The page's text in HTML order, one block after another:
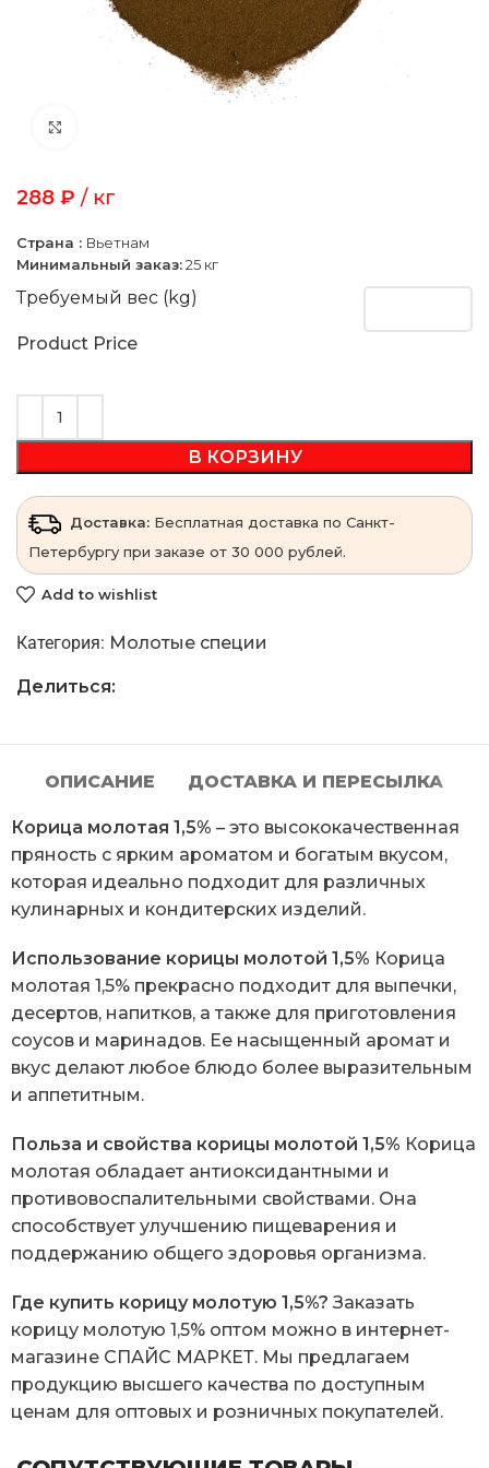
288 ₽ / кг
Страна : Вьетнам
Минимальный заказ:25 кг
Требуемый вес (kg)
Product Price
В КОРЗИНУ
Доставка: Бесплатная доставка по Санкт-
Петербургу при заказе от 30 000 рублей.
Add to wishlist
Категория: Молотые специи
Делиться:
ОПИСАНИЕ ДОСТАВКА И ПЕРЕСЫЛКА
Корица молотая 1,5% – это высококачественная
пряность с ярким ароматом и богатым вкусом,
которая идеально подходит для различных
кулинарных и кондитерских изделий.
Использование корицы молотой 1,5% Корица
молотая 1,5% прекрасно подходит для выпечки,
десертов, напитков, а также для приготовления
соусов и маринадов. Ее насыщенный аромат и
вкус делают любое блюдо более выразительным
и аппетитным.
Польза и свойства корицы молотой 1,5% Корица
молотая обладает антиоксидантными и
противовоспалительными свойствами. Она
способствует улучшению пищеварения и
поддержанию общего здоровья организма.
Где купить корицу молотую 1,5%? Заказать
корицу молотую 1,5% оптом можно в интернет-
магазине СПАЙС МАРКЕТ. Мы предлагаем
продукцию высшего качества по доступным
ценам для оптовых и розничных покупателей.